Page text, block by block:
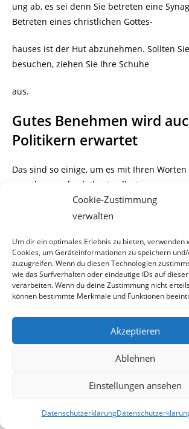
Cookie-Zustimmung
verwalten
Um dir ein optimales Erlebnis zu bieten, verwenden
Cookies, um Geräteinformationen zu speichern
zuzugreifen. Wenn du diesen Technologien
wie das Surfverhalten oder eindeutige IDs auf
verarbeiten. Wenn du deine Zustimmung nicht
können bestimmte Merkmale und Funktionen
Akzeptieren
Ablehnen
Einstellungen ansehen
Datenschutzerklärung
ung ab, es sei denn Sie betreten eine
Betreten eines christlichen Gottes-
hauses ist der Hut abzunehmen. Sollten
besuchen, ziehen Sie Ihre Schuhe
aus.
Gutes Benehmen wird
Politikern erwartet
Das sind so einige, um es mit Ihren
„wertlose und geistlos tradierte
Möchtegern-Benimmregeln“,die auch ein
Politiker beherrschen sollte. Das
viel von einem Politiker.
Allerdings ist gutes Benehmen eine
Volksvertreter. Werter Tom
Schaffer, Sie sollten sich schleunigst ein
Benehmen anschaffen und dieses
auch lesen. Sollte eine derartige
finanziellen Verhältnisse übersteigen,
sind wir gerne bereit dieses zu sponsern.
2010-04-05